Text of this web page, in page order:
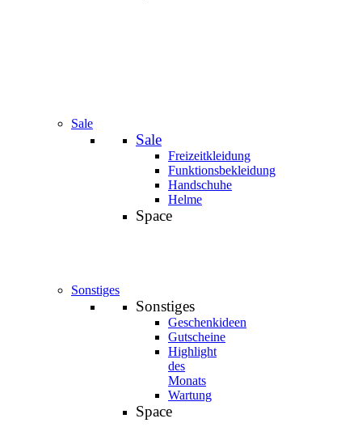
Sale
Sale
Freizeitkleidung
Funktionsbekleidung
Handschuhe
Helme
Space
Sonstiges
Sonstiges
Geschenkideen
Gutscheine
Highlight
des
Monats
Wartung
Space